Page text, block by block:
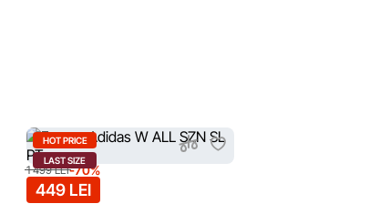
HOT PRICE
LAST SIZE
1 499 LEI-70%
449 LEI